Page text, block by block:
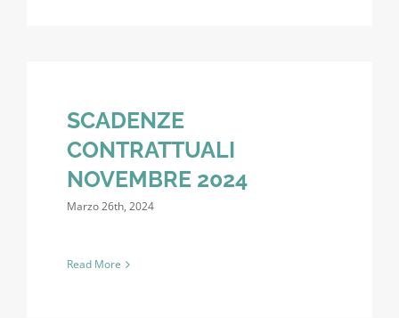
SCADENZE
CONTRATTUALI
NOVEMBRE 2024
Marzo 26th, 2024
Read More